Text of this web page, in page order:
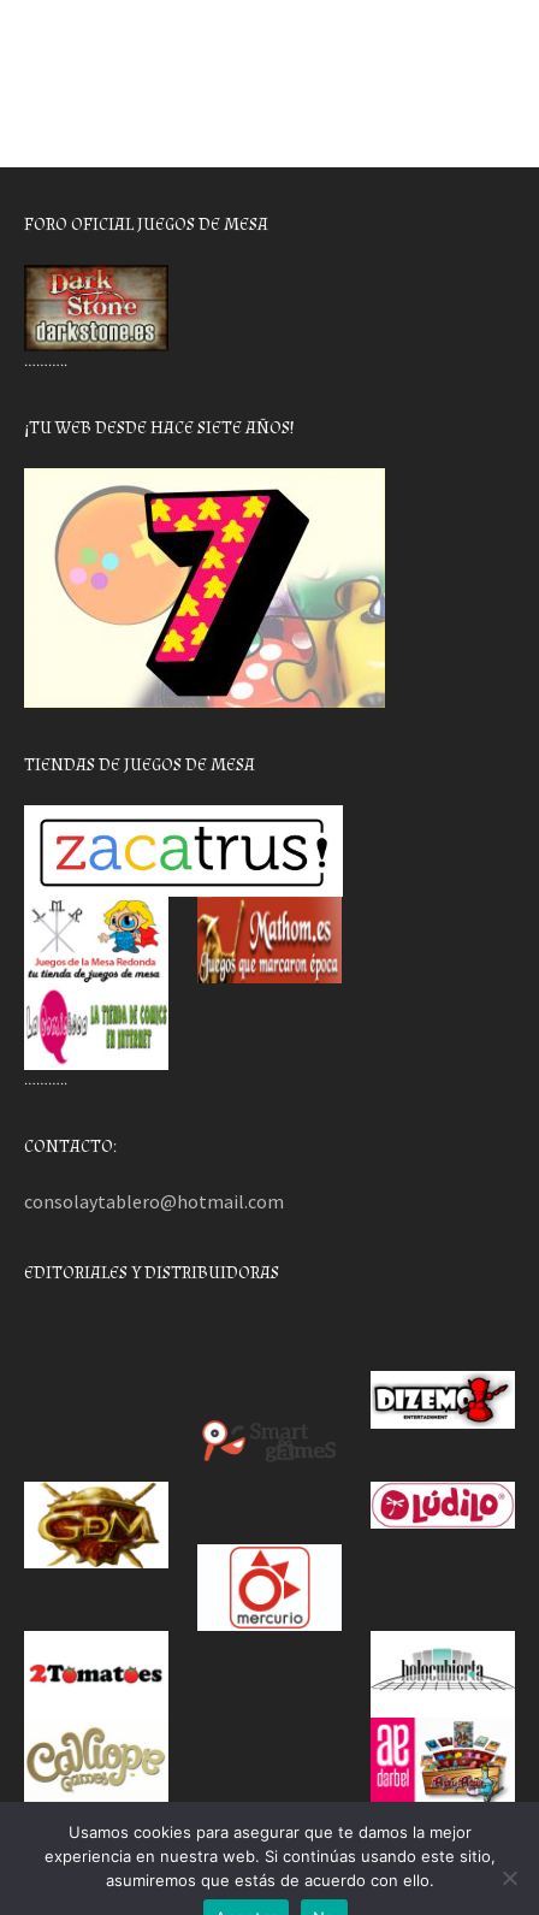
FORO OFICIAL JUEGOS DE MESA
………..
¡TU WEB DESDE HACE SIETE AÑOS!
TIENDAS DE JUEGOS DE MESA
………..
CONTACTO:
consolaytablero@hotmail.com
EDITORIALES Y DISTRIBUIDORAS
Usamos cookies para asegurar que te damos la mejor
experiencia en nuestra web. Si continúas usando este sitio,
asumiremos que estás de acuerdo con ello.